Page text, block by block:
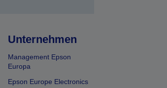
Unternehmen
Management Epson
Europa
Epson Europe Electronics